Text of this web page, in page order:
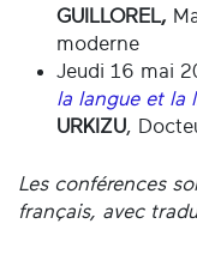
GUILLOREL,
moderne
Jeudi 16 mai
la langue et la
URKIZU,
Les conférences
français, avec